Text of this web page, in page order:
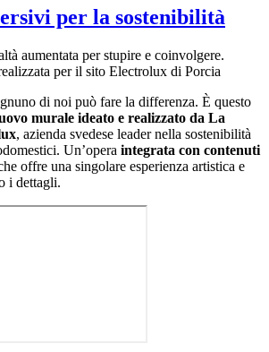
per la sostenibilità
aumentata per stupire e coinvolgere.
per il sito Electrolux di Porcia
di noi può fare la differenza. È questo
murale ideato e realizzato da La
, azienda svedese leader nella sostenibilità
Un’opera integrata con contenuti
offre una singolare esperienza artistica e
i dettagli.